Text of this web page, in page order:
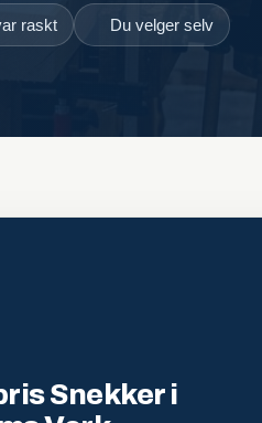
raskt Du velger selv
Snekker i